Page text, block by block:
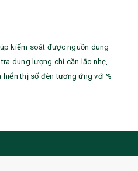
kiểm soát được nguồn dung
dung lượng chỉ cần lắc nhẹ,
thị số đèn tương ứng với %